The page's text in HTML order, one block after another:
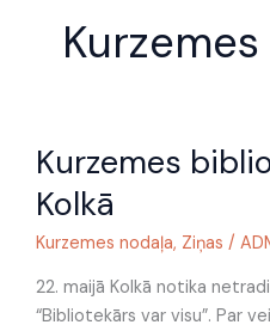
Kurzemes
Kolkā
Kurzemes nodaļa, Ziņas /
22. maijā Kolkā notika
“Bibliotekārs var visu”. Par
bibliotekāri
Kolkā